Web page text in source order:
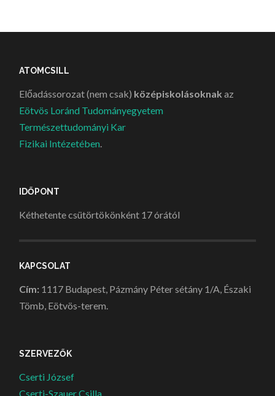
ATOMCSILL
Előadássorozat (nem csak) középiskolásoknak az
Eötvös Loránd Tudományegyetem
Természettudományi Kar
Fizikai Intézetében.
IDŐPONT
Kéthetente csütörtökönként 17 órától
KAPCSOLAT
Cím: 1117 Budapest, Pázmány Péter sétány 1/A, Északi
Tömb, Eötvös-terem.
SZERVEZŐK
Cserti József
Cserti-Szauer Csilla